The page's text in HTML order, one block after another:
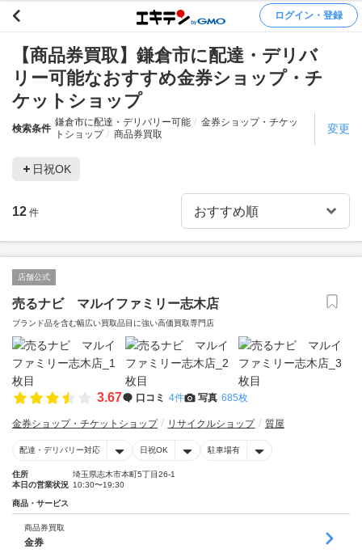
ログイン・登録
【商品券買取】鎌倉市に配達・デリバ
リー可能なおすすめ金券ショップ・チ
ケットショップ
検索条件
鎌倉市に配達・デリバリー可能
金券ショップ・チケッ
トショップ
商品券買取 変更
日祝OK
12 件
店舗公式
売るナビ マルイファミリー志木店
ブランド品を含む幅広い買取品目に強い高価買取専門店
3.67 口コミ 4件 写真 685枚
金券ショップ・チケットショップ リサイクルショップ 質屋
配達・デリバリー対応 日祝OK 駐車場有
住所
埼玉県志木市本町5丁目26-1
本日の営業状況 10:30〜19:30
商品・サービス
商品券買取
金券